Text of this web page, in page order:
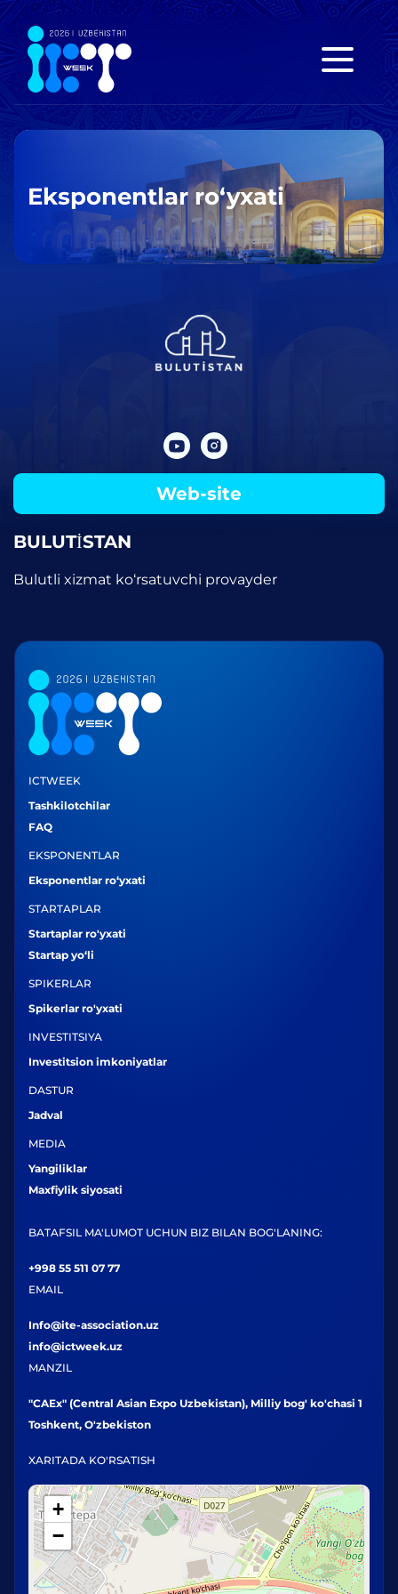
Eksponentlar ro‘yxati
Web-site
BULUTİSTAN
Bulutli xizmat ko‘rsatuvchi provayder
ICTWEEK
Tashkilotchilar
FAQ
EKSPONENTLAR
Eksponentlar ro‘yxati
STARTAPLAR
Startaplar ro'yxati
Startap yo‘li
SPIKERLAR
Spikerlar ro'yxati
INVESTITSIYA
Investitsion imkoniyatlar
DASTUR
Jadval
MEDIA
Yangiliklar
Maxfiylik siyosati
BATAFSIL MA'LUMOT UCHUN BIZ BILAN BOG'LANING:
+998 55 511 07 77
EMAIL
Info@ite-association.uz
info@ictweek.uz
MANZIL
"CAEx" (Central Asian Expo Uzbekistan), Milliy bog' ko'chasi 1
Toshkent, O'zbekiston
XARITADA KO'RSATISH
+
−